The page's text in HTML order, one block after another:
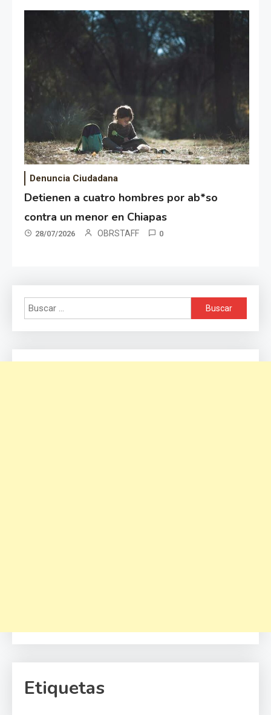
Denuncia Ciudadana
Detienen a cuatro hombres por ab*so
contra un menor en Chiapas
28/07/2026 OBRSTAFF 0
Buscar:
Etiquetas